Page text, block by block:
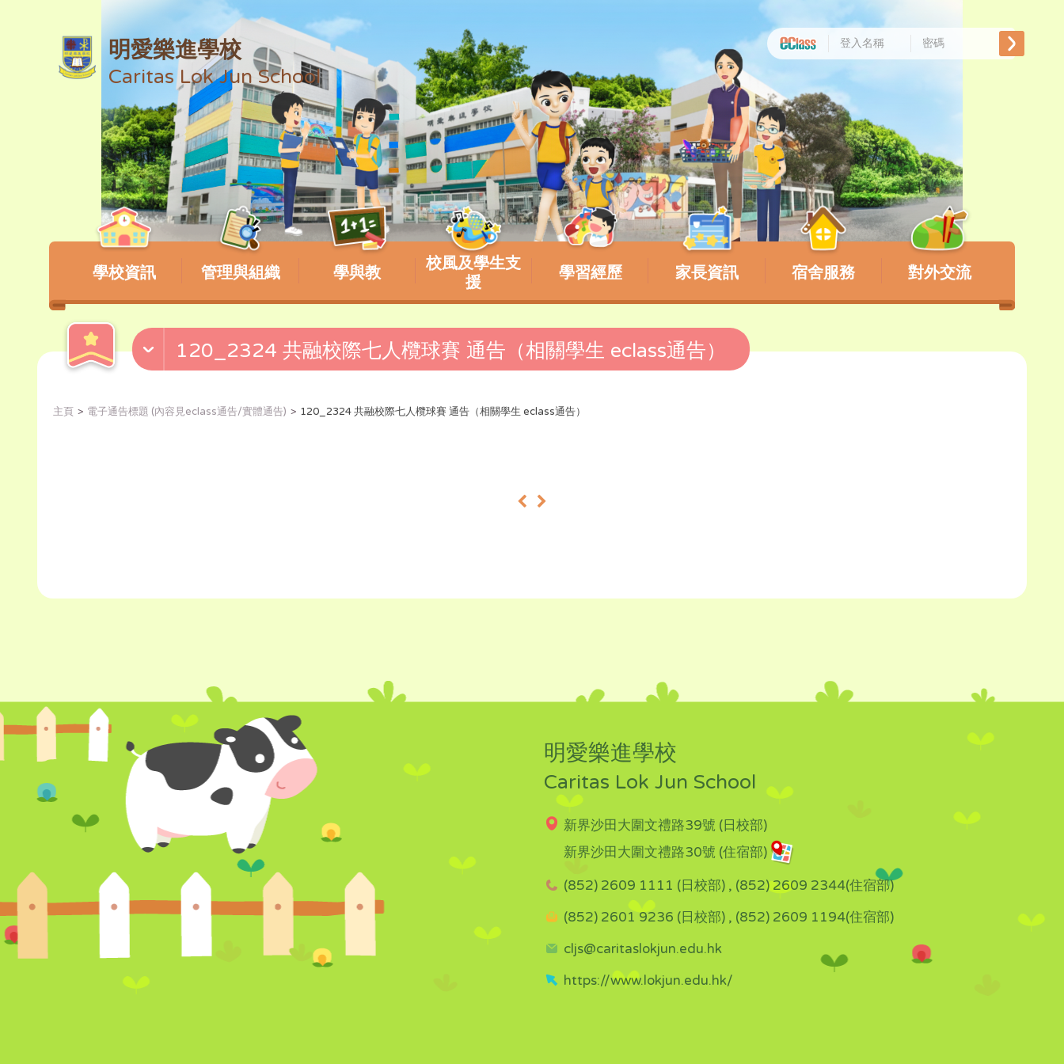
明愛樂進學校
Caritas Lok Jun School
學校資訊 管理與組織 學與教
校風及學生支
援
學習經歷 家長資訊 宿舍服務 對外交流
120_2324 共融校際七人欖球賽 通告（相關學生 eclass通告）
主頁 電子通告標題 (內容見eclass通告/實體通告) 120_2324 共融校際七人欖球賽 通告（相關學生 eclass通告）
« »
明愛樂進學校
Caritas Lok Jun School
新界沙田大圍文禮路39號 (日校部)
新界沙田大圍文禮路30號 (住宿部)
(852) 2609 1111 (日校部) , (852) 2609 2344(住宿部)
(852) 2601 9236 (日校部) , (852) 2609 1194(住宿部)
cljs@caritaslokjun.edu.hk
https://www.lokjun.edu.hk/